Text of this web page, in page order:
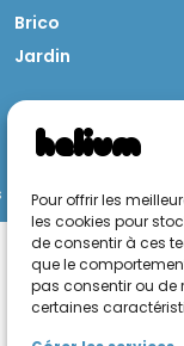
Pour offrir les
les cookies pour
de consentir à ces
que le
pas consentir ou de
certaines
Brico
Jardin
Politique de